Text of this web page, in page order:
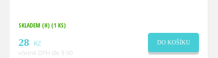
SKLADEM (H) (1 KS)
28 Kč
včetně DPH dle § 90
DO KOŠÍKU